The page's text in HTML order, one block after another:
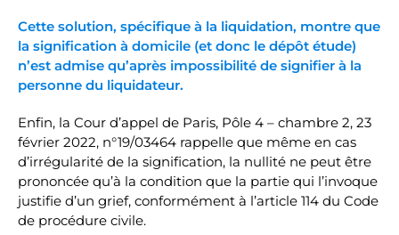
Cette solution, spécifique à la liquidation, montre que
la signification à domicile (et donc le dépôt étude)
n’est admise qu’après impossibilité de signifier à la
personne du liquidateur.
Enfin, la Cour d’appel de Paris, Pôle 4 – chambre 2, 23
février 2022, n°19/03464 rappelle que même en cas
d’irrégularité de la signification, la nullité ne peut être
prononcée qu’à la condition que la partie qui l’invoque
justifie d’un grief, conformément à l’article 114 du Code
de procédure civile.